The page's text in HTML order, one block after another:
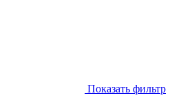
Показать фильтр